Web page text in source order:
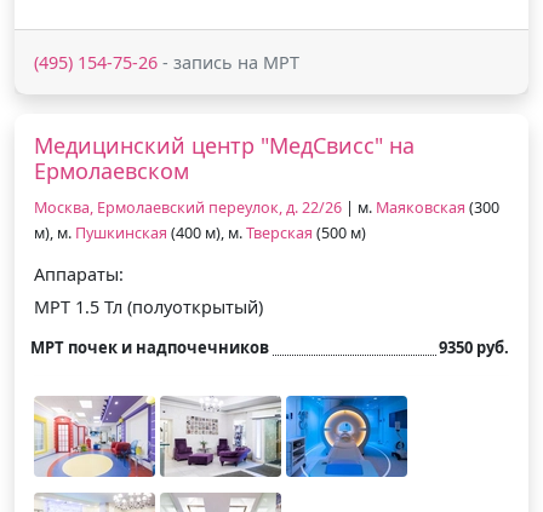
(495) 154-75-26 - запись на МРТ
Медицинский центр "МедСвисс" на
Ермолаевском
Москва, Ермолаевский переулок, д. 22/26 | м. Маяковская (300
м), м. Пушкинская (400 м), м.Тверская (500 м)
Аппараты:
МРТ 1.5 Тл (полуоткрытый)
МРТ почек и надпочечников 9350 руб.